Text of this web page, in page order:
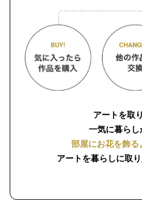
アートを取
一気に暮らし
部屋にお花を飾る
アートを暮らしに取